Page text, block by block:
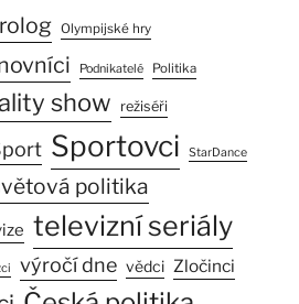
Olympijské hry
Podnikatelé Politika
show režiséři
Sportovci StarDance
politika
televizní seriály
výročí dne vědci Zločinci